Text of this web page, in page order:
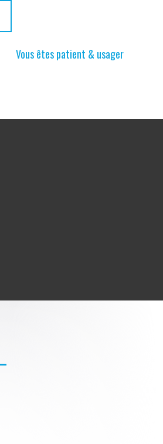
Vous êtes patient & usager